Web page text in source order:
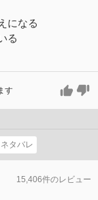
になる
る
す
ネタバレ
15,406件のレビュー